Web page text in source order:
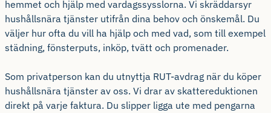
hemmet och hjälp med vardagssysslorna. Vi skräddarsyr
hushållsnära tjänster utifrån dina behov och önskemål. Du
väljer hur ofta du vill ha hjälp och med vad, som till exempel
städning, fönsterputs, inköp, tvätt och promenader.
Som privatperson kan du utnyttja RUT-avdrag när du köper
hushållsnära tjänster av oss. Vi drar av skattereduktionen
direkt på varje faktura. Du slipper ligga ute med pengarna